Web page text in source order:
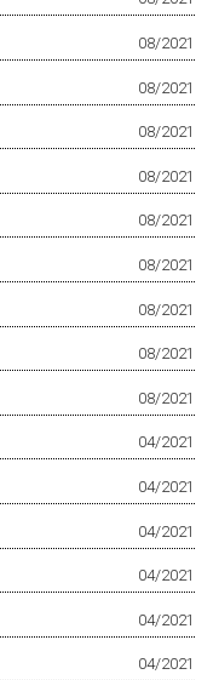
08/2021
08/2021
08/2021
08/2021
08/2021
08/2021
08/2021
08/2021
08/2021
04/2021
04/2021
04/2021
04/2021
04/2021
04/2021